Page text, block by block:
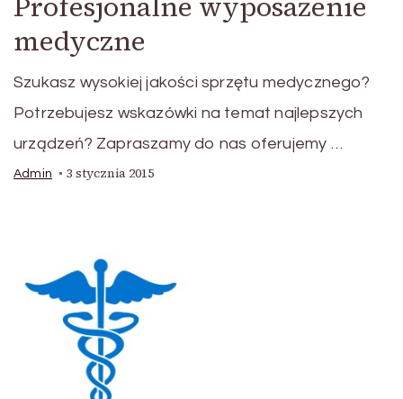
medyczne
Szukasz wysokiej jakości sprzętu medycznego?
Potrzebujesz wskazówki na temat najlepszych
urządzeń? Zapraszamy do nas oferujemy …
Admin 3 stycznia 2015